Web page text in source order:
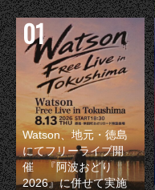
Watson、地元・徳島
にてフリーライブ開
催 『阿波おどり
2026』に併せて実施